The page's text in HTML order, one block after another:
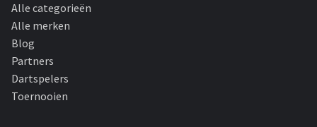
Alle categorieën
Alle merken
Blog
Partners
Dartspelers
Toernooien